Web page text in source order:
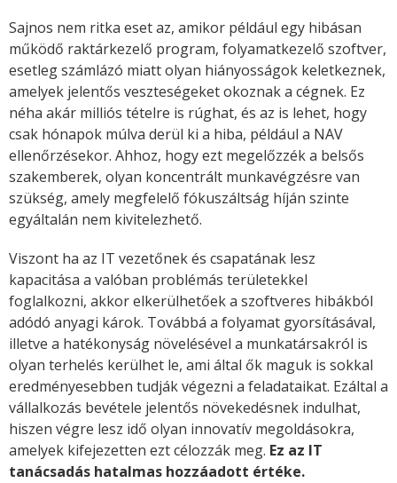
Sajnos nem ritka eset az, amikor például egy hibásan
működő raktárkezelő program, folyamatkezelő szoftver,
esetleg számlázó miatt olyan hiányosságok keletkeznek,
amelyek jelentős veszteségeket okoznak a cégnek. Ez
néha akár milliós tételre is rúghat, és az is lehet, hogy
csak hónapok múlva derül ki a hiba, például a NAV
ellenőrzésekor. Ahhoz, hogy ezt megelőzzék a belsős
szakemberek, olyan koncentrált munkavégzésre van
szükség, amely megfelelő fókuszáltság híján szinte
egyáltalán nem kivitelezhető.
Viszont ha az IT vezetőnek és csapatának lesz
kapacitása a valóban problémás területekkel
foglalkozni, akkor elkerülhetőek a szoftveres hibákból
adódó anyagi károk. Továbbá a folyamat gyorsításával,
illetve a hatékonyság növelésével a munkatársakról is
olyan terhelés kerülhet le, ami által ők maguk is sokkal
eredményesebben tudják végezni a feladataikat. Ezáltal a
vállalkozás bevétele jelentős növekedésnek indulhat,
hiszen végre lesz idő olyan innovatív megoldásokra,
amelyek kifejezetten ezt célozzák meg. Ez az IT
tanácsadás hatalmas hozzáadott értéke.